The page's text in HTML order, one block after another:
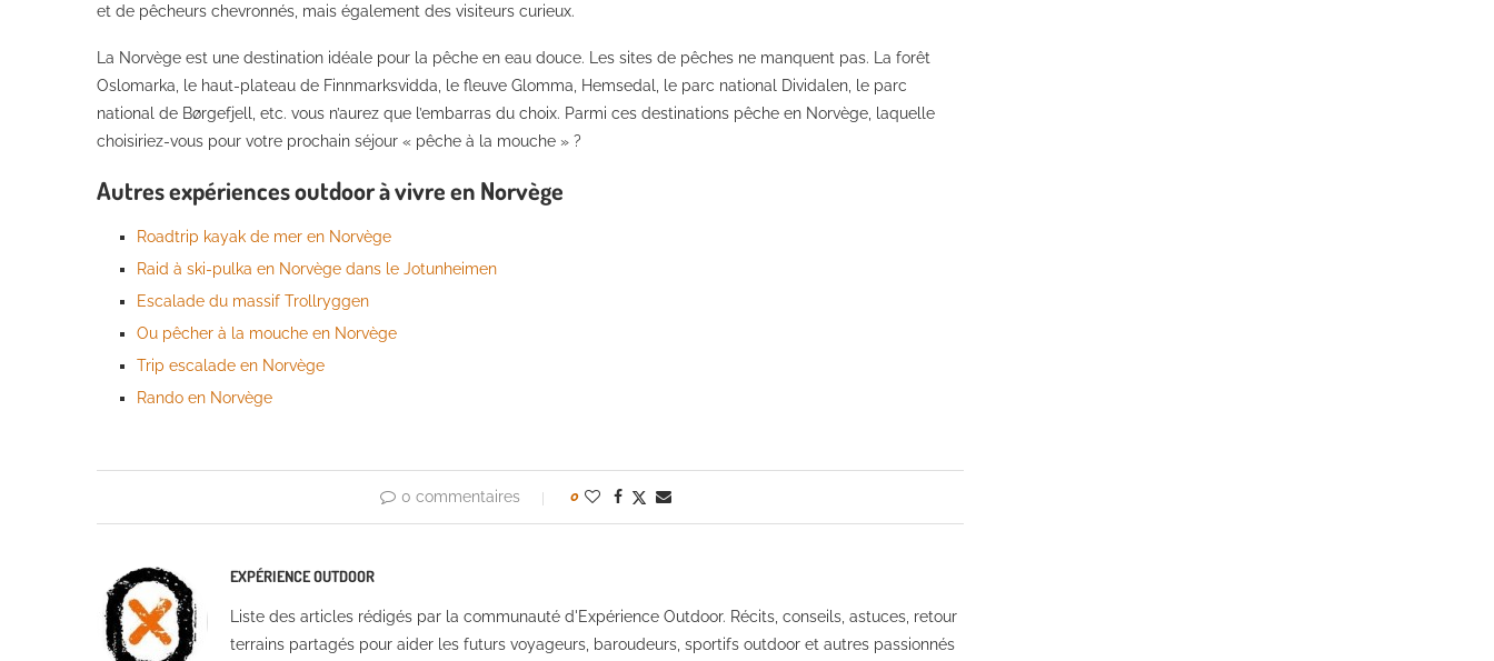
et de pêcheurs chevronnés, mais également des visiteurs curieux.
La Norvège est une destination idéale pour la pêche en eau douce. Les sites de pêches ne manquent pas. La forêt
Oslomarka, le haut-plateau de Finnmarksvidda, le fleuve Glomma, Hemsedal, le parc national Dividalen, le parc
national de Børgefjell, etc. vous n’aurez que l’embarras du choix. Parmi ces destinations pêche en Norvège, laquelle
choisiriez-vous pour votre prochain séjour « pêche à la mouche » ?
Autres expériences outdoor à vivre en Norvège
Roadtrip kayak de mer en Norvège
Raid à ski-pulka en Norvège dans le Jotunheimen
Escalade du massif Trollryggen
Ou pêcher à la mouche en Norvège
Trip escalade en Norvège
Rando en Norvège
0 commentaires 0
EXPÉRIENCE OUTDOOR
Liste des articles rédigés par la communauté d'Expérience Outdoor. Récits, conseils, astuces, retour
terrains partagés pour aider les futurs voyageurs, baroudeurs, sportifs outdoor et autres passionnés